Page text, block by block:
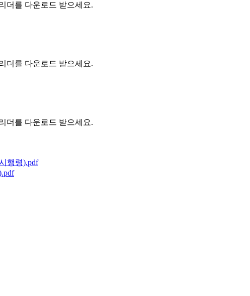
더를 다운로드 받으세요.
더를 다운로드 받으세요.
더를 다운로드 받으세요.
행령).pdf